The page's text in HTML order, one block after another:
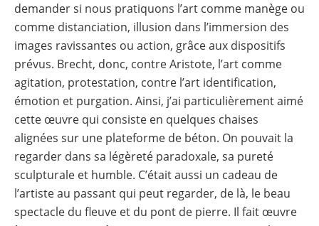
demander si nous pratiquons l’art comme manège ou
comme distanciation, illusion dans l’immersion des
images ravissantes ou action, grâce aux dispositifs
prévus. Brecht, donc, contre Aristote, l’art comme
agitation, protestation, contre l’art identification,
émotion et purgation. Ainsi, j’ai particulièrement aimé
cette œuvre qui consiste en quelques chaises
alignées sur une plateforme de béton. On pouvait la
regarder dans sa légèreté paradoxale, sa pureté
sculpturale et humble. C’était aussi un cadeau de
l’artiste au passant qui peut regarder, de là, le beau
spectacle du fleuve et du pont de pierre. Il fait œuvre